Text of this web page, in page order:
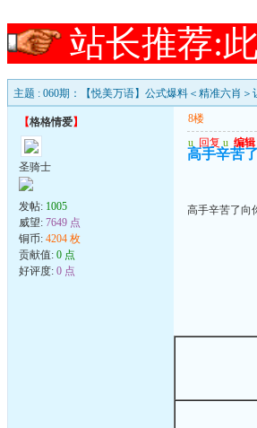
站长推荐:
主题 : 060期：【悦美万语】公式爆料＜精准六肖＞
【格格情爱】
圣骑士
发帖: 1005
威望: 7649 点
铜币: 4204 枚
贡献值: 0 点
好评度: 0 点
8楼
u 回复 u 编辑
高手辛苦
高手辛苦了向